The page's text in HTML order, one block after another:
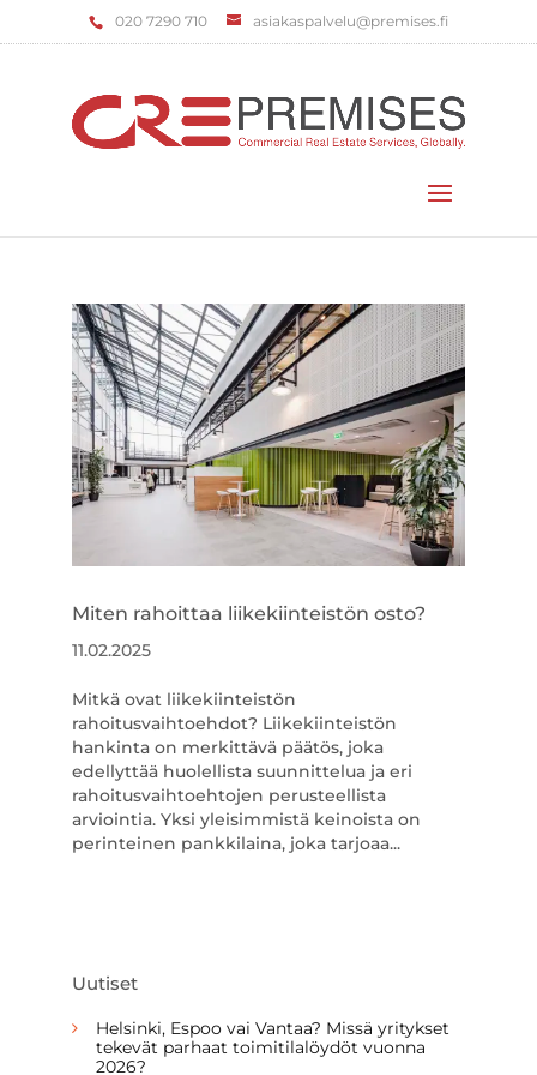
‌020 7290 710 asiakaspalvelu@premises.fi
Miten rahoittaa liikekiinteistön osto?
11.02.2025
Mitkä ovat liikekiinteistön
rahoitusvaihtoehdot? Liikekiinteistön
hankinta on merkittävä päätös, joka
edellyttää huolellista suunnittelua ja eri
rahoitusvaihtoehtojen perusteellista
arviointia. Yksi yleisimmistä keinoista on
perinteinen pankkilaina, joka tarjoaa...
Uutiset
Helsinki, Espoo vai Vantaa? Missä yritykset
tekevät parhaat toimitilalöydöt vuonna
2026?